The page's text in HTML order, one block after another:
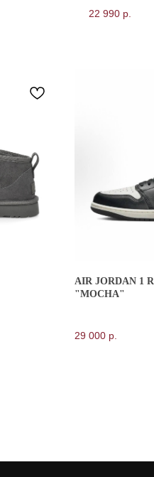
22 990 р.
AIR JORDAN 1
"MOCHA"
29 000 р.
КОНСЬЕРЖ СЕРВИС
ПОКУПАТЕЛЯМ